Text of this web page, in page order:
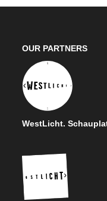
OUR PARTNERS
WestLicht.